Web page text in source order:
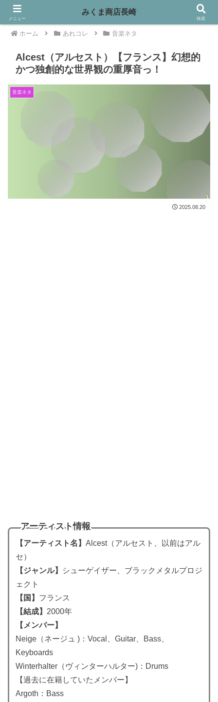
ホーム あれコレ 音楽ネタ
Alcest（アルセスト）【フランス】幻想的
かつ独創的な世界観の重厚音っ！
音楽ネタ
2025.08.20
アーティスト情報
【アーティスト名】 Alcest（アルセスト、以前はアル
セ）
【ジャンル】
シューゲイザー、ブラックメタルプロジ
ェクト
【国】 フランス
【結成】 2000年
【メンバー】
Neige（ネージュ )：Vocal、Guitar、Bass、
Keyboards
Winterhalter（ヴィンターハルター)：Drums
【過去に在籍していたメンバー】
Argoth：Bass
メニュー
みくま商店長崎
検索